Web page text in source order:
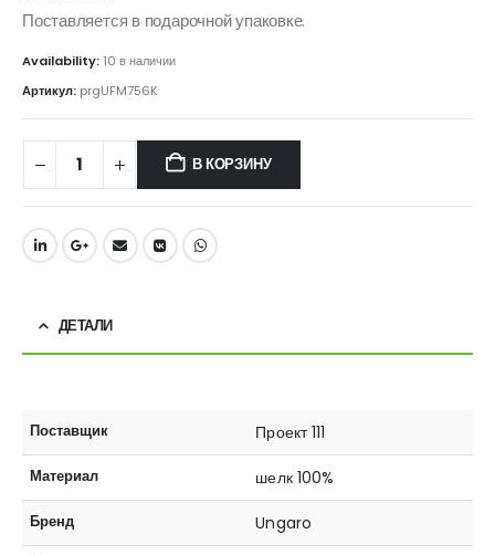
Поставляется в подарочной упаковке.
Availability: 10 в наличии
Артикул: prgUFM756K
В КОРЗИНУ
ДЕТАЛИ
Поставщик Проект 111
Материал шелк 100%
Бренд Ungaro